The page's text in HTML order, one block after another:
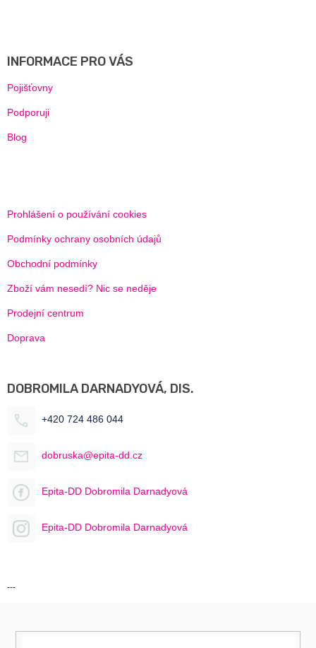
INFORMACE PRO VÁS
Pojišťovny
Podporuji
Blog
Prohlášení o používání cookies
Podmínky ochrany osobních údajů
Obchodní podmínky
Zboží vám nesedí? Nic se neděje
Prodejní centrum
Doprava
DOBROMILA DARNADYOVÁ, DIS.
+420 724 486 044
dobruska@epita-dd.cz
Epita-DD Dobromila Darnadyová
Epita-DD Dobromila Darnadyová
---